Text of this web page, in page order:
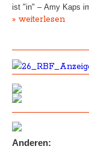
ist "in" – Amy Kaps
» weiterlesen
Anderen: